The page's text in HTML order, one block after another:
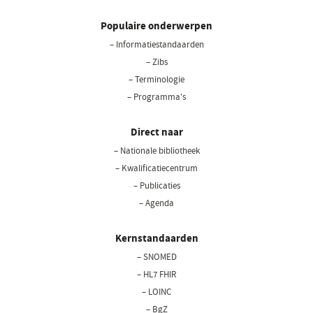
Populaire onderwerpen
– Informatiestandaarden
– Zibs
– Terminologie
– Programma's
Direct naar
– Nationale bibliotheek(opent
– Kwalificatiecentrum
– Publicaties
– Agenda
Kernstandaarden
– SNOMED
– HL7 FHIR
– LOINC
– BgZ